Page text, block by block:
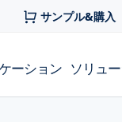
サンプル&購入
ーション ソリュ